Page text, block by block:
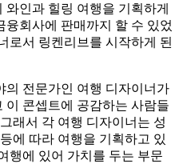
인과 힐링 여행을 기획하게
융회사에 판매까지 할 수 있었
로서 링켄리브를 시작하게 된
의 전문가인 여행 디자이너가
이 콘셉트에 공감하는 사람들
래서 각 여행 디자이너는 성
에 따라 여행을 기획하고 있
행에 있어 가치를 두는 부문